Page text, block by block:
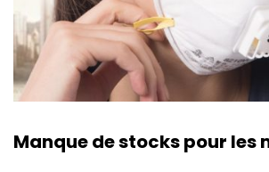
Manque de stocks pour les